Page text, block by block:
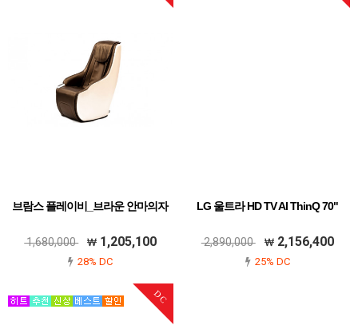
브람스 플레이비_브라운 안마의자
1,680,000 1,205,100
28% DC
LG 울트라 HD TV AI ThinQ 70"
2,890,000 2,156,400
25% DC
DC